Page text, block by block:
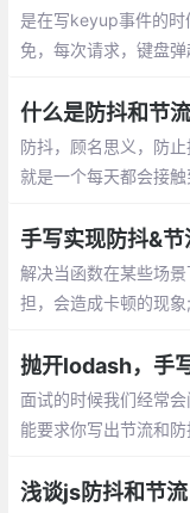
是在写keyup事件的时
免，每次请求，键盘
什么是防抖和节
防抖，顾名思义，防
就是一个每天都会接
手写实现防抖&节
解决当函数在某些场
担，会造成卡顿的现
同时以最后触发事件
抛开lodash，手
面试的时候我们经常
能要求你写出节流和
浅谈js防抖和节流